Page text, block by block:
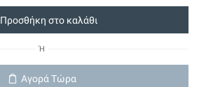
μολύβδου
12V
Προσθήκη στο καλάθι
Ή
Αγορά Τώρα